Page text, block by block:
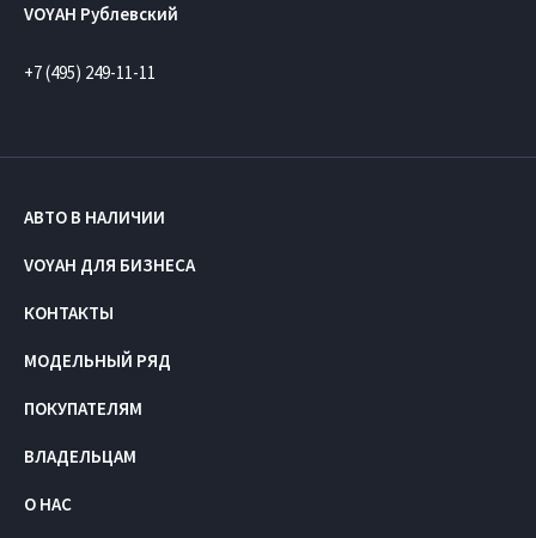
VOYAH Рублевский
+7 (495) 249-11-11
АВТО В НАЛИЧИИ
VOYAH ДЛЯ БИЗНЕСА
КОНТАКТЫ
МОДЕЛЬНЫЙ РЯД
ПОКУПАТЕЛЯМ
ВЛАДЕЛЬЦАМ
О НАС